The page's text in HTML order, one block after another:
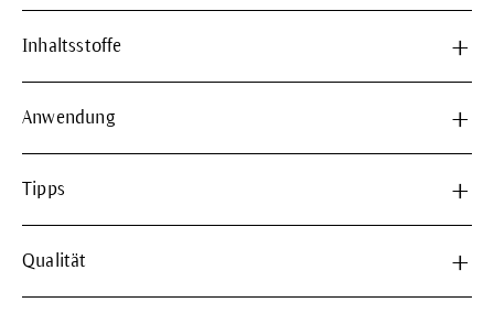
Inhaltsstoffe
Anwendung
Tipps
Qualität